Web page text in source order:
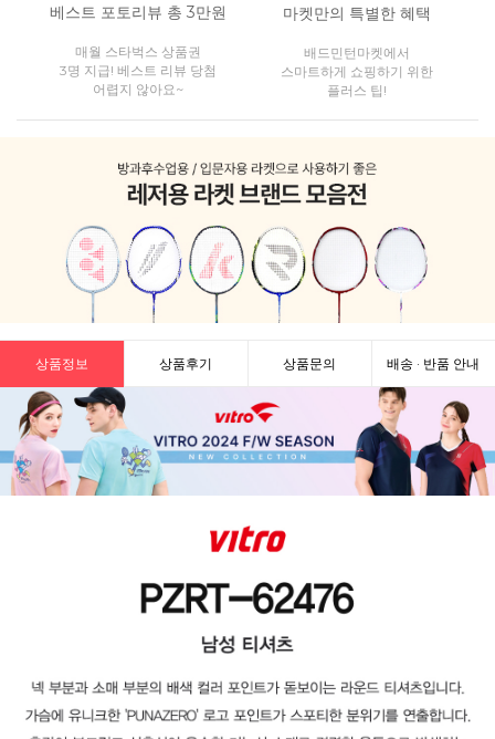
베스트 포토리뷰 총 3만원
매월 스타벅스 상품권
3명 지급! 베스트 리뷰 당첨
어렵지 않아요~
마켓만의 특별한 혜택
배드민턴마켓에서
스마트하게 쇼핑하기 위한
플러스 팁!
상품정보 상품후기 상품문의 배송 · 반품 안내